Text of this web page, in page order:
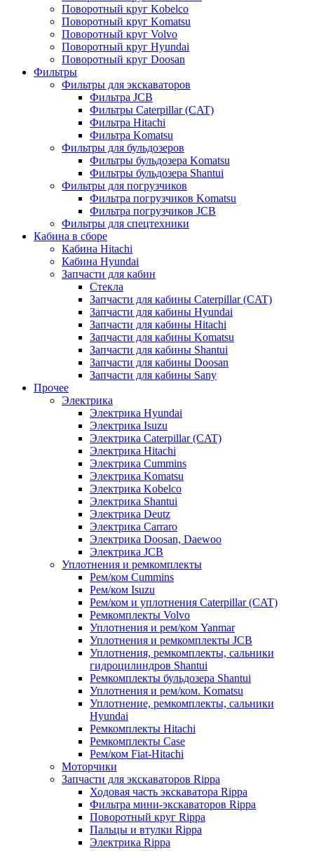
Поворотный круг Kobelco
Поворотный круг Komatsu
Поворотный круг Volvo
Поворотный круг Hyundai
Поворотный круг Doosan
Фильтры
Фильтры для экскаваторов
Фильтра JCB
Фильтры Caterpillar (CAT)
Фильтра Hitachi
Фильтра Komatsu
Фильтры для бульдозеров
Фильтры бульдозера Komatsu
Фильтры бульдозера Shantui
Фильтры для погрузчиков
Фильтра погрузчиков Komatsu
Фильтра погрузчиков JCB
Фильтры для спецтехники
Кабина в сборе
Кабина Hitachi
Кабина Hyundai
Запчасти для кабин
Стекла
Запчасти для кабины Caterpillar (CAT)
Запчасти для кабины Hyundai
Запчасти для кабины Hitachi
Запчасти для кабины Komatsu
Запчасти для кабины Shantui
Запчасти для кабины Doosan
Запчасти для кабины Sany
Прочее
Электрика
Электрика Hyundai
Электрика Isuzu
Электрика Caterpillar (CAT)
Электрика Hitachi
Электрика Cummins
Электрика Komatsu
Электрика Kobelco
Электрика Shantui
Электрика Deutz
Электрика Carraro
Электрика Doosan, Daewoo
Электрика JCB
Уплотнения и ремкомплекты
Рем/ком Cummins
Рем/ком Isuzu
Рем/ком и уплотнения Caterpillar (CAT)
Ремкомплекты Volvo
Уплотнения и рем/ком Yanmar
Уплотнения и ремкомплекты JCB
Уплотнения, ремкомплекты, сальники
гидроцилиндров Shantui
Ремкомплекты бульдозера Shantui
Уплотнения и рем/ком. Komatsu
Уплотнение, ремкомплекты, сальники
Hyundai
Ремкомплекты Hitachi
Ремкомплекты Case
Рем/ком Fiat-Hitachi
Моторчики
Запчасти для экскаваторов Rippa
Ходовая часть экскаватора Rippa
Фильтра мини-экскаваторов Rippa
Поворотный круг Rippa
Пальцы и втулки Rippa
Электрика Rippa